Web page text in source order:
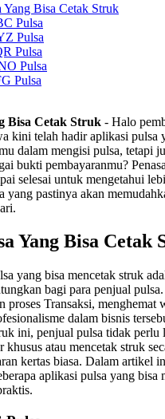
Yang Bisa Cetak Struk
Pulsa
Pulsa
Pulsa
Pulsa
Pulsa
Bisa Cetak Struk - Halo
kini telah hadir aplikasi pulsa
dalam mengisi pulsa, tetapi
bukti pembayaranmu?
selesai untuk mengetahui
yang pastinya akan
Yang Bisa Cetak
yang bisa mencetak struk
bagi para penjual
proses Transaksi, menghemat
dalam bisnis
ini, penjual pulsa tidak perlu
khusus atau mencetak struk
kertas biasa. Dalam artikel
aplikasi pulsa yang bisa